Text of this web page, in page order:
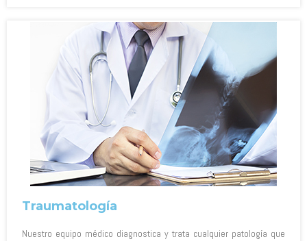
Traumatología
Nuestro equipo médico diagnostica y trata cualquier patología que